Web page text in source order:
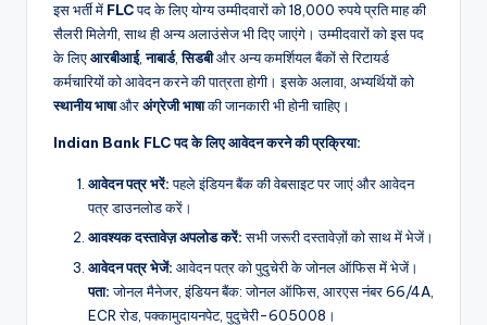
इस भर्ती में FLCपद के लिए योग्य उम्मीदवारों को 18,000 रुपये प्रति माह की
सैलरी मिलेगी, साथ ही अन्य अलाउंसेज भी दिए जाएंगे। उम्मीदवारों को इस पद
के लिएआरबीआई,नाबार्ड,सिडबीऔर अन्य कमर्शियल बैंकों से रिटायर्ड
कर्मचारियों को आवेदन करने की पात्रता होगी। इसके अलावा, अभ्यर्थियों को
स्थानीय भाषाऔरअंग्रेजी भाषाकी जानकारी भी होनी चाहिए।
Indian Bank FLC पद के लिए आवेदन करने की प्रक्रिया:
आवेदन पत्र भरें:पहले इंडियन बैंक की वेबसाइट पर जाएं और आवेदन
पत्र डाउनलोड करें।
आवश्यक दस्तावेज़ अपलोड करें:सभी जरूरी दस्तावेज़ों को साथ में भेजें।
आवेदन पत्र भेजें: आवेदन पत्र को पुदुचेरी के जोनल ऑफिस में भेजें।
पता:जोनल मैनेजर, इंडियन बैंक: जोनल ऑफिस, आरएस नंबर 66/4A,
ECR रोड, पक्कामुदायनपेट, पुदुचेरी-605008।